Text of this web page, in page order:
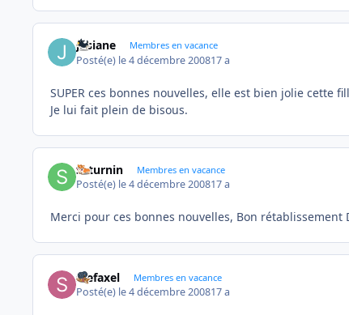
josiane Membres en vacance
Posté(e) le 4 décembre 200817 a
SUPER ces bonnes nouvelles, elle est bien jolie cette
Je lui fait plein de bisous.
saturnin Membres en vacance
Posté(e) le 4 décembre 200817 a
Merci pour ces bonnes nouvelles, Bon rétablissement
stefaxel Membres en vacance
Posté(e) le 4 décembre 200817 a